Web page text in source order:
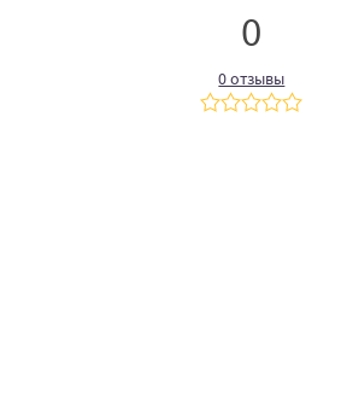
0
0 отзывы